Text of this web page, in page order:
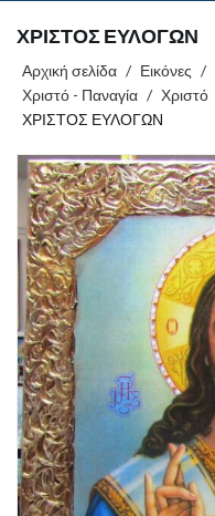
ΧΡΙΣΤΟΣ ΕΥΛΟΓΩΝ
Αρχική σελίδα / Εικόνες /
Χριστό - Παναγία / Χριστό
ΧΡΙΣΤΟΣ ΕΥΛΟΓΩΝ